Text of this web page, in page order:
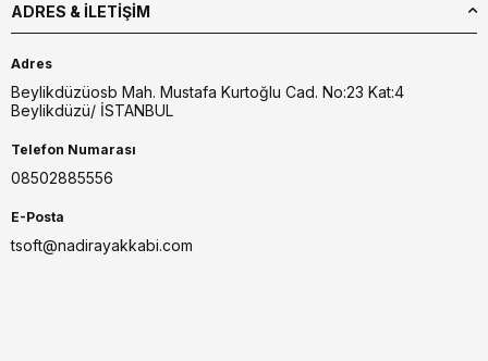
ADRES & İLETIŞIM
Adres
Beylikdüzüosb Mah. Mustafa Kurtoğlu Cad. No:23 Kat:4
Beylikdüzü/ İSTANBUL
Telefon Numarası
08502885556
E-Posta
tsoft@nadirayakkabi.com